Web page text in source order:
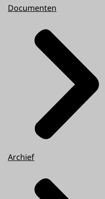
Documenten
Archief